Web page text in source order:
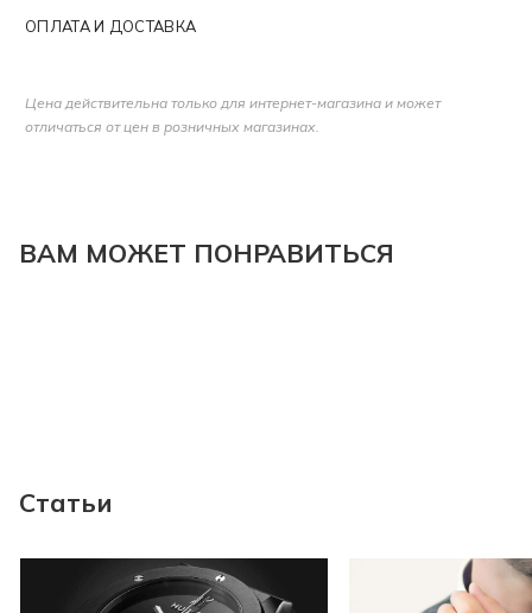
ОПЛАТА И ДОСТАВКА
Цена действительна только для интернет-магазина и может
отличаться от цен в розничных магазинах.
ВАМ МОЖЕТ ПОНРАВИТЬСЯ
Статьи